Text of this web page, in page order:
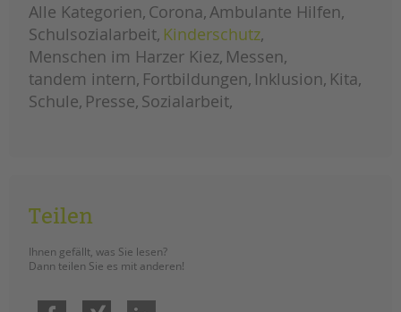
Magazin
KONTAKT
Impressum
Datenschutz
Alle Kategorien Corona Ambulante Hilfen
Schulsozialarbeit Kinderschutz
Menschen im Harzer Kiez Messen
tandem intern Fortbildungen Inklusion Kita
Schule Presse Sozialarbeit
Teilen
Ihnen gefällt, was Sie lesen?
Dann teilen Sie es mit anderen!
Facebook